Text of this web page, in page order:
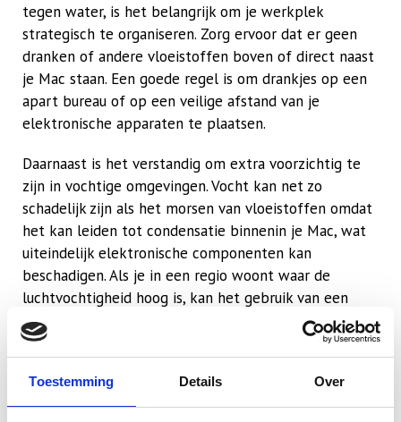
Toestemming Details Over
tegen water, is het belangrijk om je werkplek
strategisch te organiseren. Zorg ervoor dat er geen
dranken of andere vloeistoffen boven of direct naast
je Mac staan. Een goede regel is om drankjes op een
apart bureau of op een veilige afstand van je
elektronische apparaten te plaatsen.
Daarnaast is het verstandig om extra voorzichtig te
zijn in vochtige omgevingen. Vocht kan net zo
schadelijk zijn als het morsen van vloeistoffen omdat
het kan leiden tot condensatie binnenin je Mac, wat
uiteindelijk elektronische componenten kan
beschadigen. Als je in een regio woont waar de
luchtvochtigheid hoog is, kan het gebruik van een
luchtontvochtiger helpen om de vochtigheidsgraad in
je omgeving te beheren. Dit is vooral belangrijk in
ruimtes waar je kostbare elektronische apparatuur
bewaart.